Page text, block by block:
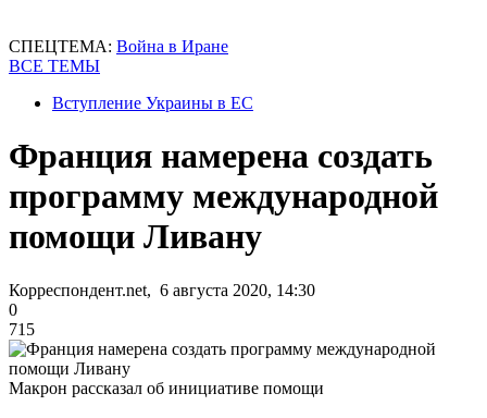
СПЕЦТЕМА: Война в Иране
ВСЕ ТЕМЫ
Вступление Украины в ЕС
Франция намерена создать
программу международной
помощи Ливану
Корреспондент.net, 6 августа 2020, 14:30
0
715
Макрон рассказал об инициативе помощи